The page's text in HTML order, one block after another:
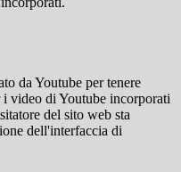
da Youtube per tenere
i video di Youtube incorporati
del sito web sta
dell'interfaccia di